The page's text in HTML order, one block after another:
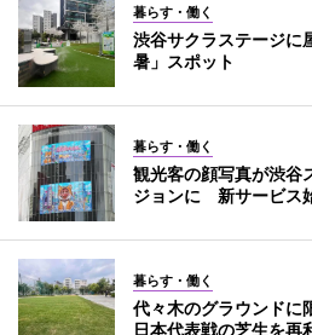
暮らす・働く
渋谷サクラステージに
暑」スポット
暮らす・働く
観光客の顔写真が渋谷
ジョンに 新サービス
暮らす・働く
代々木のグラウンド
日本代表戦の芝生を再